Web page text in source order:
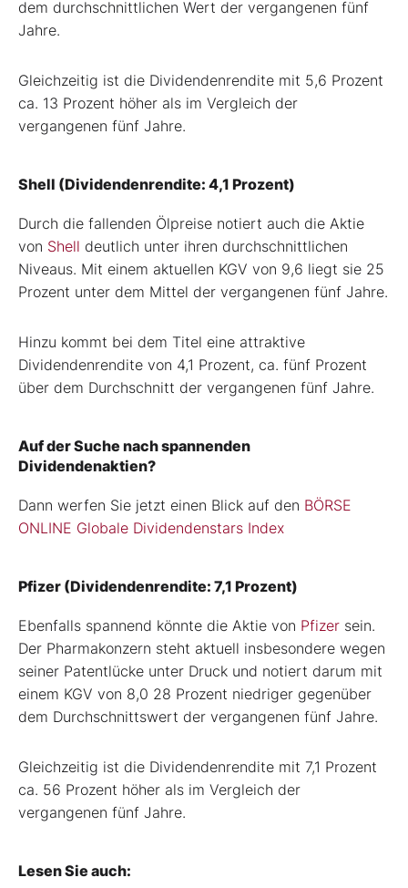
dem durchschnittlichen Wert der vergangenen fünf
Jahre.
Gleichzeitig ist die Dividendenrendite mit 5,6 Prozent
ca. 13 Prozent höher als im Vergleich der
vergangenen fünf Jahre.
Shell (Dividendenrendite: 4,1 Prozent)
Durch die fallenden Ölpreise notiert auch die Aktie
von Shell deutlich unter ihren durchschnittlichen
Niveaus. Mit einem aktuellen KGV von 9,6 liegt sie 25
Prozent unter dem Mittel der vergangenen fünf Jahre.
Hinzu kommt bei dem Titel eine attraktive
Dividendenrendite von 4,1 Prozent, ca. fünf Prozent
über dem Durchschnitt der vergangenen fünf Jahre.
Auf der Suche nach spannenden
Dividendenaktien?
Dann werfen Sie jetzt einen Blick auf den BÖRSE
ONLINE Globale Dividendenstars Index
Pfizer (Dividendenrendite: 7,1 Prozent)
Ebenfalls spannend könnte die Aktie von Pfizer sein.
Der Pharmakonzern steht aktuell insbesondere wegen
seiner Patentlücke unter Druck und notiert darum mit
einem KGV von 8,0 28 Prozent niedriger gegenüber
dem Durchschnittswert der vergangenen fünf Jahre.
Gleichzeitig ist die Dividendenrendite mit 7,1 Prozent
ca. 56 Prozent höher als im Vergleich der
vergangenen fünf Jahre.
Lesen Sie auch: